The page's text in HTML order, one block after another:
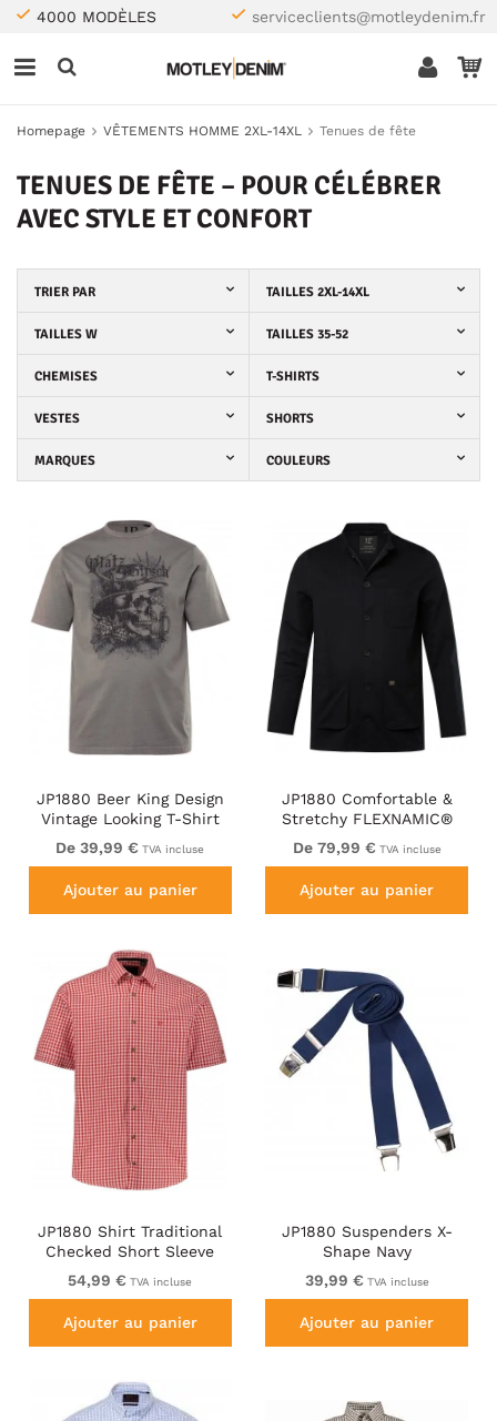
4000 MODÈLES serviceclients@motleydenim.fr
Homepage VÊTEMENTS HOMME 2XL-14XL Tenues de fête
TENUES DE FÊTE – POUR CÉLÉBRER
AVEC STYLE ET CONFORT
TRIER PAR TAILLES 2XL-14XL
TAILLES W TAILLES 35-52
CHEMISES T-SHIRTS
VESTES SHORTS
MARQUES COULEURS
JP1880 Beer King Design
Vintage Looking T-Shirt
Gray
De 39,99 € TVA incluse
Ajouter au panier
JP1880 Comfortable &
Stretchy FLEXNAMIC®
Light Jacket Black
De 79,99 € TVA incluse
Ajouter au panier
JP1880 Shirt Traditional
Checked Short Sleeve
Red
54,99 € TVA incluse
Ajouter au panier
JP1880 Suspenders X-
Shape Navy
39,99 € TVA incluse
Ajouter au panier